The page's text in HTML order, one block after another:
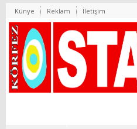
Künye Reklam İletişim